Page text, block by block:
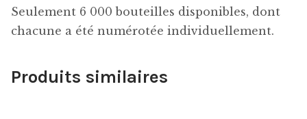
Seulement 6 000 bouteilles disponibles, dont
chacune a été numérotée individuellement.
Produits similaires